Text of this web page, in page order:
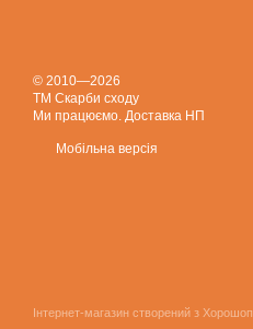
© 2010—2026
ТМ Скарби сходу
Ми працюємо. Доставка НП
Мобільна версія
Інтернет-магазин створений з Хорошоп